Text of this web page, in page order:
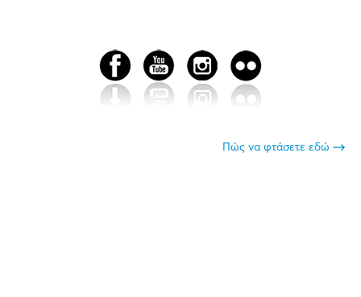
Πώς να φτάσετε εδώ